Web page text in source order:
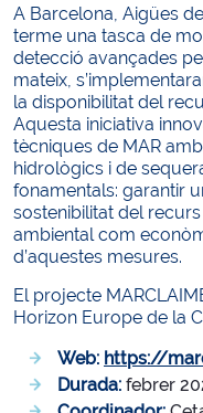
A Barcelona, Aigües
terme una tasca de
detecció avançades
mateix,
la disponibilitat del
Aquesta iniciativa
tècniques de MAR
hidrològics i de
fonamentals: garantir
sostenibilitat del
ambiental com
d’aquestes mesures.
El projecte
Horizon Europe de la
Web: https://
Durada: febrer